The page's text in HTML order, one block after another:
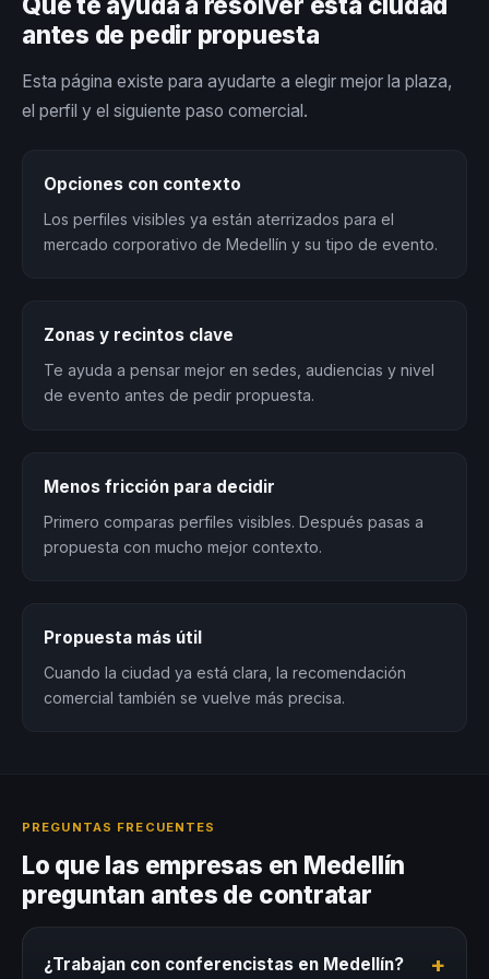
antes de pedir propuesta
Esta página existe para ayudarte a elegir mejor la plaza,
el perfil y el siguiente paso comercial.
Opciones con contexto
Los perfiles visibles ya están aterrizados para el
mercado corporativo de Medellín y su tipo de evento.
Zonas y recintos clave
Te ayuda a pensar mejor en sedes, audiencias y nivel
de evento antes de pedir propuesta.
Menos fricción para decidir
Primero comparas perfiles visibles. Después pasas a
propuesta con mucho mejor contexto.
Propuesta más útil
Cuando la ciudad ya está clara, la recomendación
comercial también se vuelve más precisa.
PREGUNTAS FRECUENTES
Lo que las empresas en Medellín
preguntan antes de contratar
¿Trabajan con conferencistas en Medellín? +